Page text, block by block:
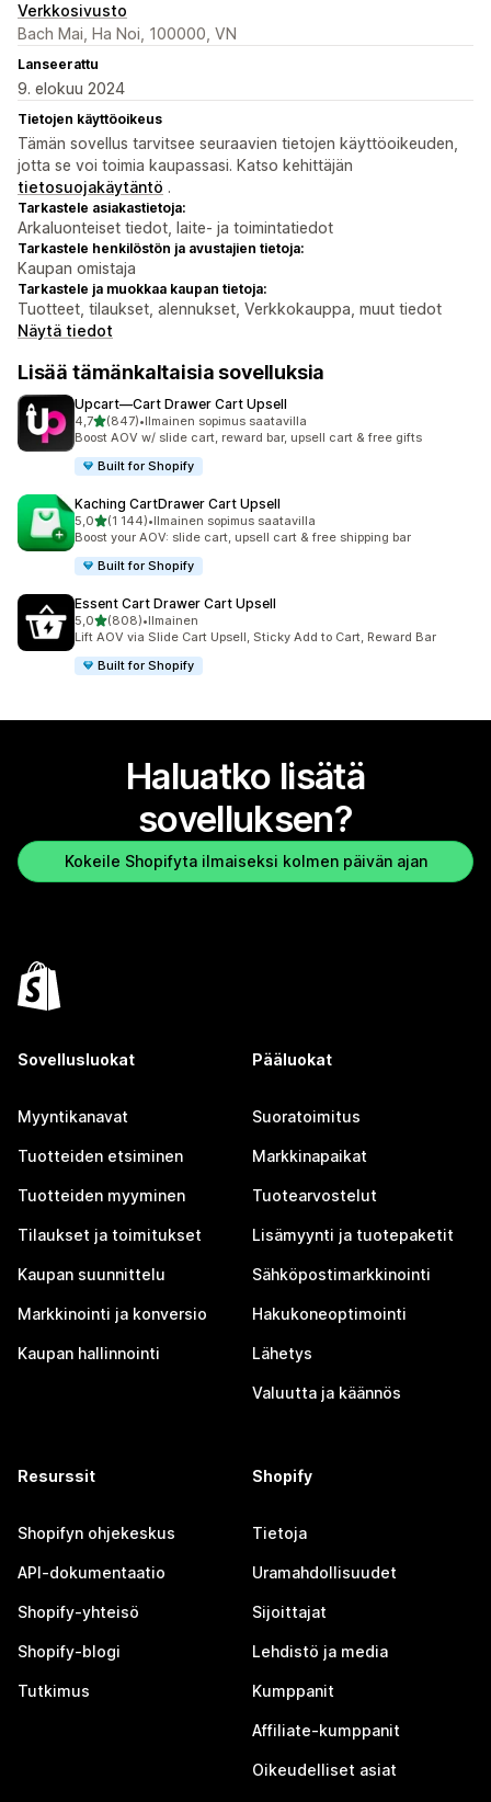
Verkkosivusto
Bach Mai, Ha Noi, 100000, VN
Lanseerattu
9. elokuu 2024
Tietojen käyttöoikeus
Tämän sovellus tarvitsee seuraavien tietojen käyttöoikeuden,
jotta se voi toimia kaupassasi. Katso kehittäjän
tietosuojakäytäntö .
Tarkastele asiakastietoja:
Arkaluonteiset tiedot, laite- ja toimintatiedot
Tarkastele henkilöstön ja avustajien tietoja:
Kaupan omistaja
Tarkastele ja muokkaa kaupan tietoja:
Tuotteet, tilaukset, alennukset, Verkkokauppa, muut tiedot
Näytä tiedot
Lisää tämänkaltaisia sovelluksia
Upcart—Cart Drawer Cart Upsell
4,7/ 5 tähteä
(847)
847 arvostelua yhteensä
•Ilmainen sopimus saatavilla
Boost AOV w/ slide cart, reward bar, upsell cart & free gifts
Built for Shopify
Kaching CartDrawer Cart Upsell
5,0/ 5 tähteä
(1 144)
1144 arvostelua yhteensä
•Ilmainen sopimus saatavilla
Boost your AOV: slide cart, upsell cart & free shipping bar
Built for Shopify
Essent Cart Drawer Cart Upsell
5,0/ 5 tähteä
(808)
808 arvostelua yhteensä
•Ilmainen
Lift AOV via Slide Cart Upsell, Sticky Add to Cart, Reward Bar
Built for Shopify
Haluatko lisätä
sovelluksen?
Kokeile Shopifyta ilmaiseksi kolmen päivän ajan
Sovellusluokat
Myyntikanavat
Tuotteiden etsiminen
Tuotteiden myyminen
Tilaukset ja toimitukset
Kaupan suunnittelu
Markkinointi ja konversio
Kaupan hallinnointi
Pääluokat
Suoratoimitus
Markkinapaikat
Tuotearvostelut
Lisämyynti ja tuotepaketit
Sähköpostimarkkinointi
Hakukoneoptimointi
Lähetys
Valuutta ja käännös
Resurssit
Shopifyn ohjekeskus
API-dokumentaatio
Shopify-yhteisö
Shopify-blogi
Tutkimus
Shopify
Tietoja
Uramahdollisuudet
Sijoittajat
Lehdistö ja media
Kumppanit
Affiliate-kumppanit
Oikeudelliset asiat